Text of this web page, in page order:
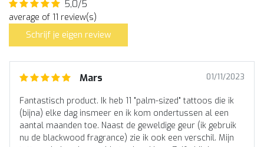
5,0/5
average of 11 review(s)
Schrijf je eigen review
Mars 01/11/2023
Fantastisch product. Ik heb 11 "palm-sized" tattoos die ik
(bijna) elke dag insmeer en ik kom ondertussen al een
aantal maanden toe. Naast de geweldige geur (ik gebruik
nu de blackwood fragrance) zie ik ook een verschil. Mijn